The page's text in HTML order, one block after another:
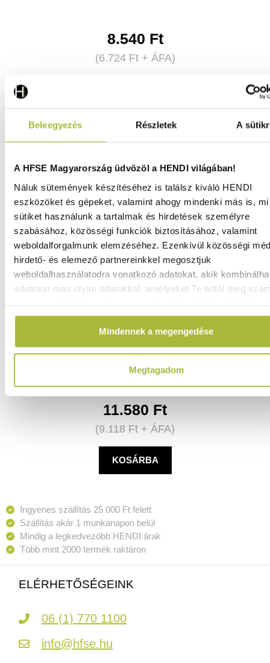
Beleegyezés Részletek A
A HFSE Magyarország üdvözöl a HENDI világában!
Náluk sütemények készítéséhez is találsz kiváló HENDI
eszközöket és gépeket, valamint ahogy mindenki más is,
sütiket használunk a tartalmak és hirdetések személyre
szabásához, közösségi funkciók biztosításához, valamint
weboldalforgalmunk elemzéséhez. Ezenkívül közösségi
hirdető- és elemező partnereinkkel megosztjuk
weboldalhasználatodra vonatkozó adatokat, akik
adatokat más olyan adatokkal, amelyeket Te adtál meg
Mindennek a megengedése
Megtagadom
8.540 Ft
(6.724 Ft+ ÁFA)
Szűrő, dupla háló – ø360x(H)860 mm - HENDI 639023
Raktáron
11.580 Ft
(9.118 Ft + ÁFA)
KOSÁRBA
Ingyenes szállítás 25 000 Ft felett
Szállítás akár 1 munkanapon belül
Mindig a legkedvezőbb HENDI árak
Több mint 2000 termék raktáron
ELÉRHETŐSÉGEINK
06 (1) 770 1100
info@hfse.hu